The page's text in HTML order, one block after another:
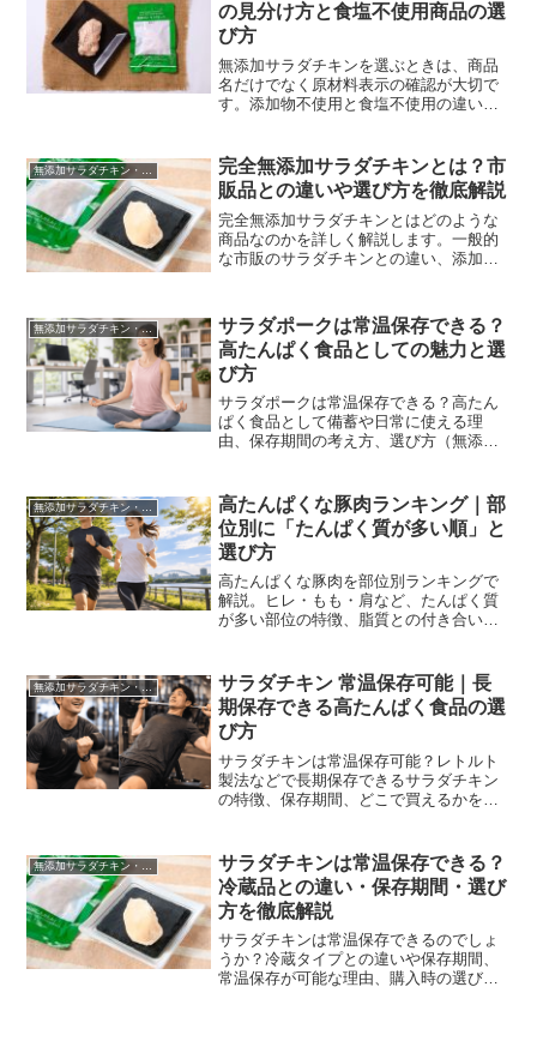
の見分け方と食塩不使用商品の選
び方
無添加サラダチキンを選ぶときは、商品
名だけでなく原材料表示の確認が大切で
す。添加物不使用と食塩不使用の違い、
完全無添加サラダチキンとは？市
販品との違いや選び方を徹底解説
完全無添加サラダチキンとはどのような
商品なのかを詳しく解説します。一般的
な市販のサラダチキンとの違い、添加物
用・常温保存タイプを探している方にも
役立つ内容です。
無添加サラダチキン・ポーク｜常温保存の高たんぱくストック（個包装）
サラダポークは常温保存できる？
高たんぱく食品としての魅力と選
び方
サラダポークは常温保存できる？高たん
ぱく食品として備蓄や日常に使える理
由、保存期間の考え方、選び方（無添
無添加サラダチキン・ポーク｜常温保存の高たんぱくストック（個包装）
高たんぱくな豚肉ランキング｜部
位別に「たんぱく質が多い順」と
選び方
高たんぱくな豚肉を部位別ランキングで
解説。ヒレ・もも・肩など、たんぱく質
が多い部位の特徴、脂質との付き合い
でまとめました。
サラダチキン 常温保存可能｜長
期保存できる高たんぱく食品の選
び方
サラダチキンは常温保存可能？レトルト
製法などで長期保存できるサラダチキン
の特徴、保存期間、どこで買えるかを解
サラダチキンは常温保存できる？
冷蔵品との違い・保存期間・選び
方を徹底解説
サラダチキンは常温保存できるのでしょ
うか？冷蔵タイプとの違いや保存期間、
常温保存が可能な理由、購入時の選び方